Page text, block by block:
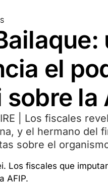
el
la
| Los fiscales
y el hermano del
sobre el